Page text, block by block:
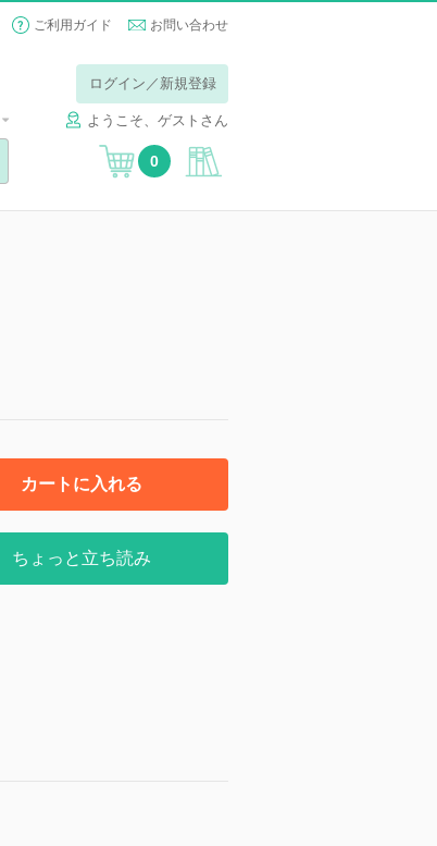
ご利用ガイド お問い合わせ
ログイン／新規登録
ようこそ、ゲストさん
0
カートに入れる
ちょっと立ち読み